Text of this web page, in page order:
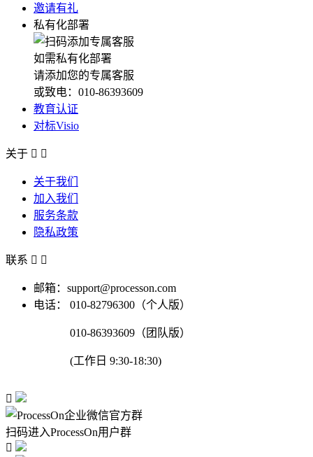
邀请有礼
私有化部署
如需私有化部署
请添加您的专属客服
或致电：010-86393609
教育认证
对标Visio
关于  
关于我们
加入我们
服务条款
隐私政策
联系  
邮箱：support@processon.com
电话：
010-82796300（个人版）
010-86393609（团队版）
(工作日 9:30-18:30)

扫码进入ProcessOn用户群
